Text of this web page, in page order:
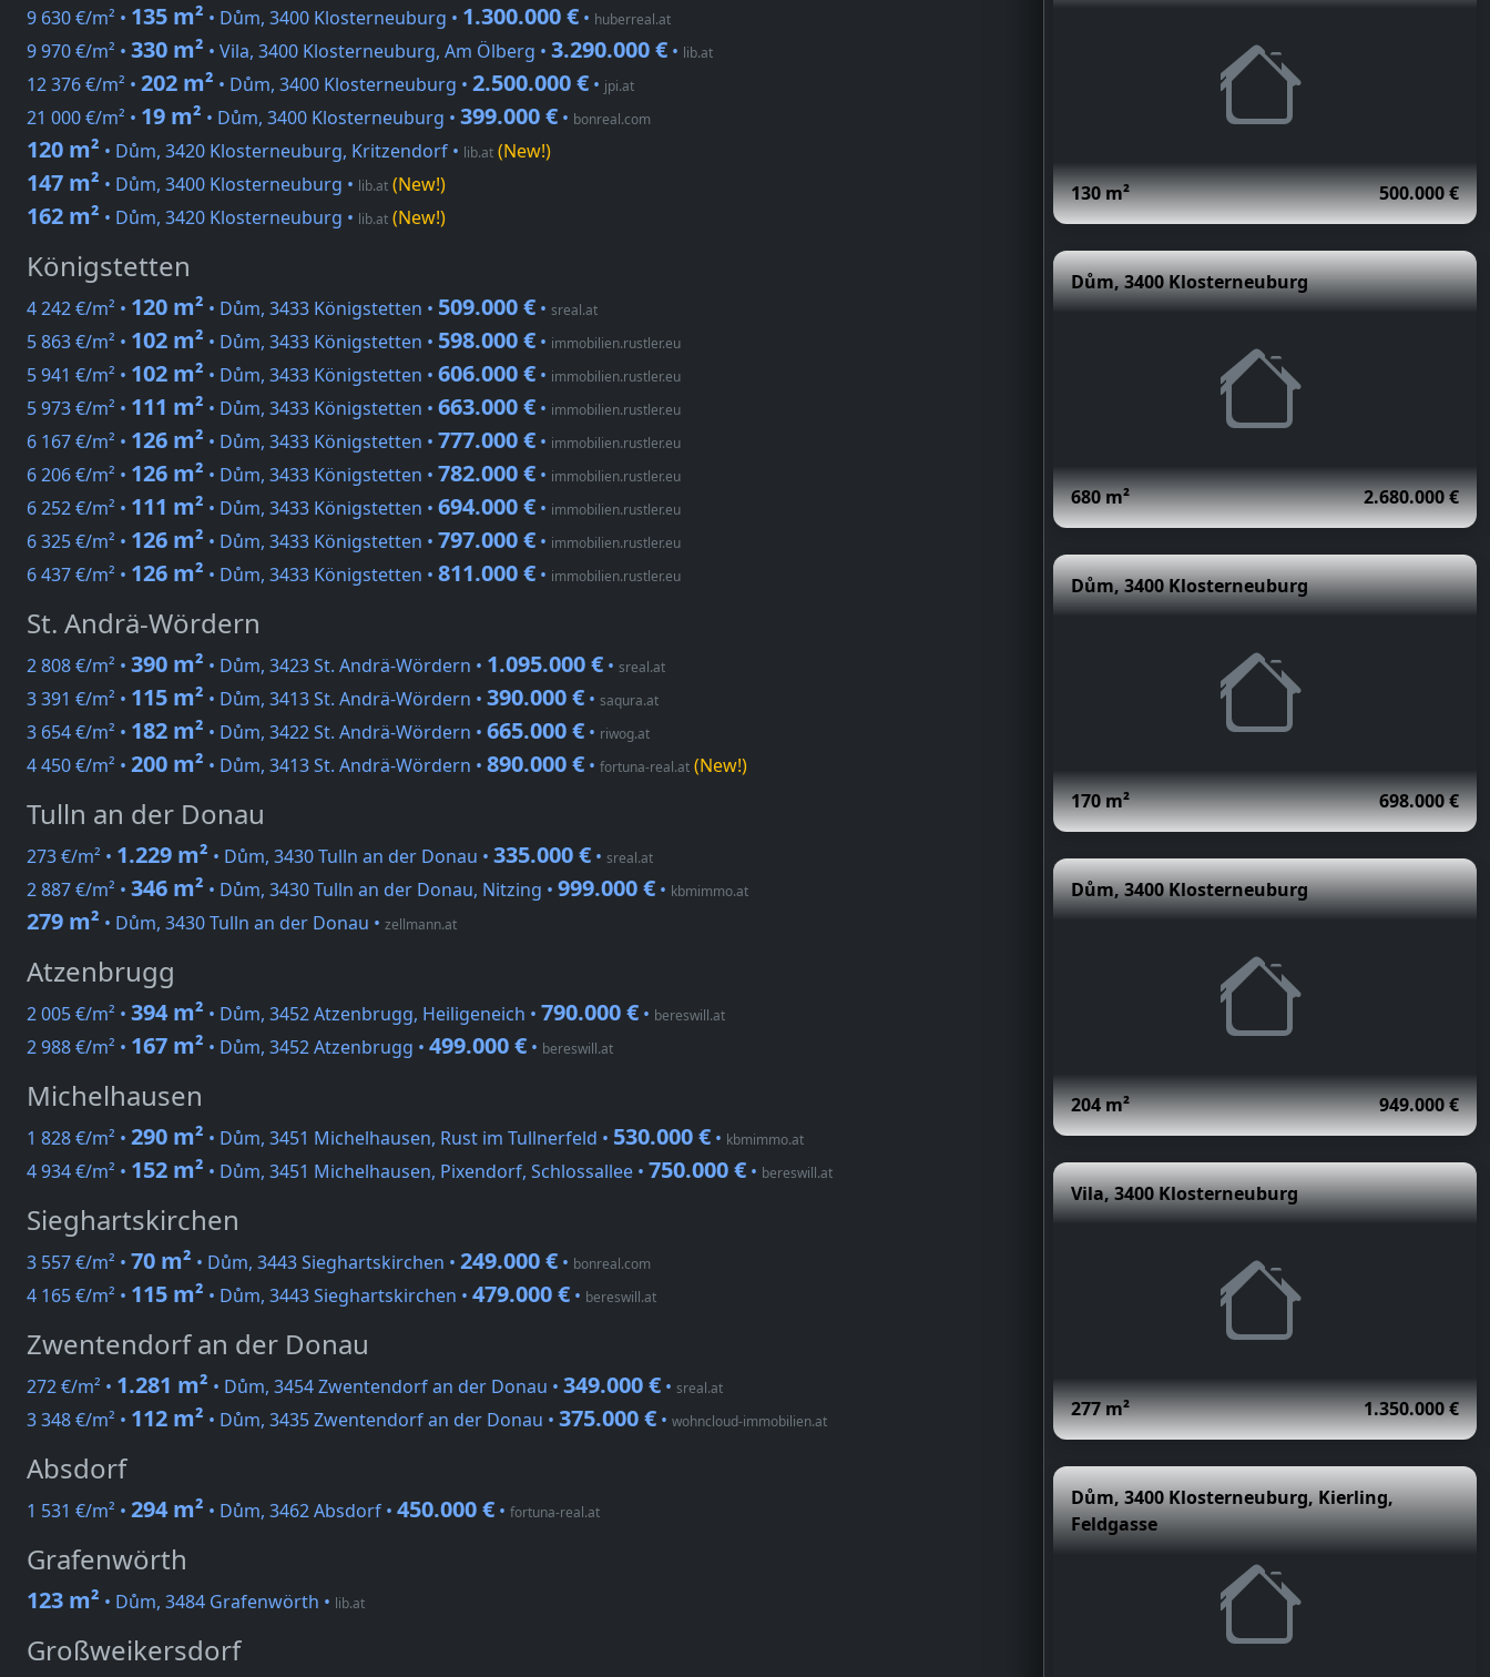
9 630 €/m² • 135 m² • Dům, 3400 Klosterneuburg • 1.300.000 € • huberreal.at
9 970 €/m² • 330 m² • Vila, 3400 Klosterneuburg, Am Ölberg • 3.290.000 € • lib.at
12 376 €/m² • 202 m² • Dům, 3400 Klosterneuburg • 2.500.000 € • jpi.at
21 000 €/m² • 19 m² • Dům, 3400 Klosterneuburg • 399.000 € • bonreal.com
120 m² • Dům, 3420 Klosterneuburg, Kritzendorf • lib.at (New!)
147 m² • Dům, 3400 Klosterneuburg • lib.at (New!)
162 m² • Dům, 3420 Klosterneuburg • lib.at (New!)
Königstetten
4 242 €/m² • 120 m² • Dům, 3433 Königstetten • 509.000 € • sreal.at
5 863 €/m² • 102 m² • Dům, 3433 Königstetten • 598.000 € • immobilien.rustler.eu
5 941 €/m² • 102 m² • Dům, 3433 Königstetten • 606.000 € • immobilien.rustler.eu
5 973 €/m² • 111 m² • Dům, 3433 Königstetten • 663.000 € • immobilien.rustler.eu
6 167 €/m² • 126 m² • Dům, 3433 Königstetten • 777.000 € • immobilien.rustler.eu
6 206 €/m² • 126 m² • Dům, 3433 Königstetten • 782.000 € • immobilien.rustler.eu
6 252 €/m² • 111 m² • Dům, 3433 Königstetten • 694.000 € • immobilien.rustler.eu
6 325 €/m² • 126 m² • Dům, 3433 Königstetten • 797.000 € • immobilien.rustler.eu
6 437 €/m² • 126 m² • Dům, 3433 Königstetten • 811.000 € • immobilien.rustler.eu
St. Andrä-Wördern
2 808 €/m² • 390 m² • Dům, 3423 St. Andrä-Wördern • 1.095.000 € • sreal.at
3 391 €/m² • 115 m² • Dům, 3413 St. Andrä-Wördern • 390.000 € • saqura.at
3 654 €/m² • 182 m² • Dům, 3422 St. Andrä-Wördern • 665.000 € • riwog.at
4 450 €/m² • 200 m² • Dům, 3413 St. Andrä-Wördern • 890.000 € • fortuna-real.at (New!)
Tulln an der Donau
273 €/m² • 1.229 m² • Dům, 3430 Tulln an der Donau • 335.000 € • sreal.at
2 887 €/m² • 346 m² • Dům, 3430 Tulln an der Donau, Nitzing • 999.000 € • kbmimmo.at
279 m² • Dům, 3430 Tulln an der Donau • zellmann.at
Atzenbrugg
2 005 €/m² • 394 m² • Dům, 3452 Atzenbrugg, Heiligeneich • 790.000 € • bereswill.at
2 988 €/m² • 167 m² • Dům, 3452 Atzenbrugg • 499.000 € • bereswill.at
Michelhausen
1 828 €/m² • 290 m² • Dům, 3451 Michelhausen, Rust im Tullnerfeld • 530.000 € • kbmimmo.at
4 934 €/m² • 152 m² • Dům, 3451 Michelhausen, Pixendorf, Schlossallee • 750.000 € • bereswill.at
Sieghartskirchen
3 557 €/m² • 70 m² • Dům, 3443 Sieghartskirchen • 249.000 € • bonreal.com
4 165 €/m² • 115 m² • Dům, 3443 Sieghartskirchen • 479.000 € • bereswill.at
Zwentendorf an der Donau
272 €/m² • 1.281 m² • Dům, 3454 Zwentendorf an der Donau • 349.000 € • sreal.at
3 348 €/m² • 112 m² • Dům, 3435 Zwentendorf an der Donau • 375.000 € • wohncloud-immobilien.at
Absdorf
1 531 €/m² • 294 m² • Dům, 3462 Absdorf • 450.000 € • fortuna-real.at
Grafenwörth
123 m² • Dům, 3484 Grafenwörth • lib.at
Großweikersdorf